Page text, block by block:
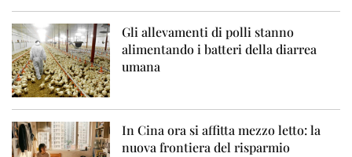
Gli allevamenti di polli stanno
alimentando i batteri della diarrea
umana
In Cina ora si affitta mezzo letto: la
nuova frontiera del risparmio